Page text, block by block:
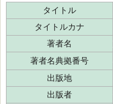
タイトル
タイトルカナ
著者名
著者名典拠番号
出版地
出版者